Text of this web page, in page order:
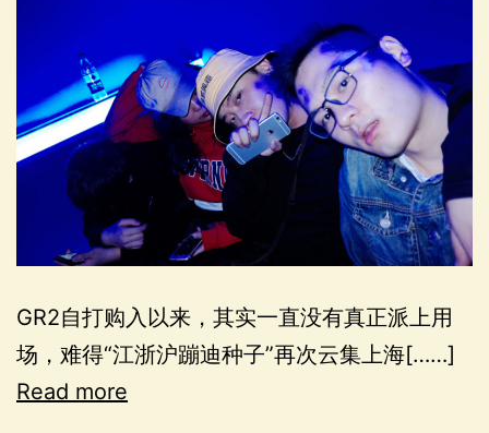
GR2自打购入以来，其实一直没有真正派上用
场，难得“江浙沪蹦迪种子”再次云集上海[……]
Read more